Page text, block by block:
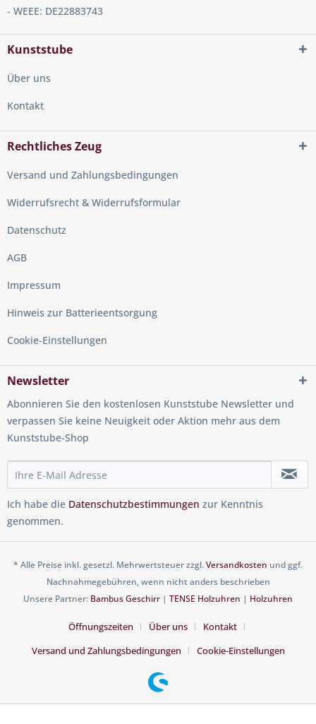
- WEEE: DE22883743
Kunststube
Über uns
Kontakt
Rechtliches Zeug
Versand und Zahlungsbedingungen
Widerrufsrecht & Widerrufsformular
Datenschutz
AGB
Impressum
Hinweis zur Batterieentsorgung
Cookie-Einstellungen
Newsletter
Abonnieren Sie den kostenlosen Kunststube Newsletter und
verpassen Sie keine Neuigkeit oder Aktion mehr aus dem
Kunststube-Shop
Ich habe die Datenschutzbestimmungen zur Kenntnis
genommen.
* Alle Preise inkl. gesetzl. Mehrwertsteuer zzgl.Versandkosten und ggf.
Nachnahmegebühren, wenn nicht anders beschrieben
Unsere Partner: Bambus Geschirr | TENSE Holzuhren | Holzuhren
Öffnungszeiten Über uns
Kontakt
Versand und Zahlungsbedingungen
Cookie-Einstellungen